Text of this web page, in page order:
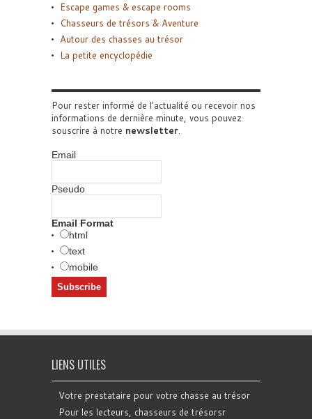
Escape games & escape rooms
Chasseurs de trésors & Aventure
Autour des chasses au trésor
La petite encyclopédie
Pour rester informé de l'actualité ou recevoir nos
informations de dernière minute, vous pouvez
souscrire à notre newsletter.
Email
Pseudo
Email Format
html
text
mobile
LIENS UTILES
Votre prestataire pour votre chasse au trésor
Pour les lecteurs, chasseurs de trésorsr